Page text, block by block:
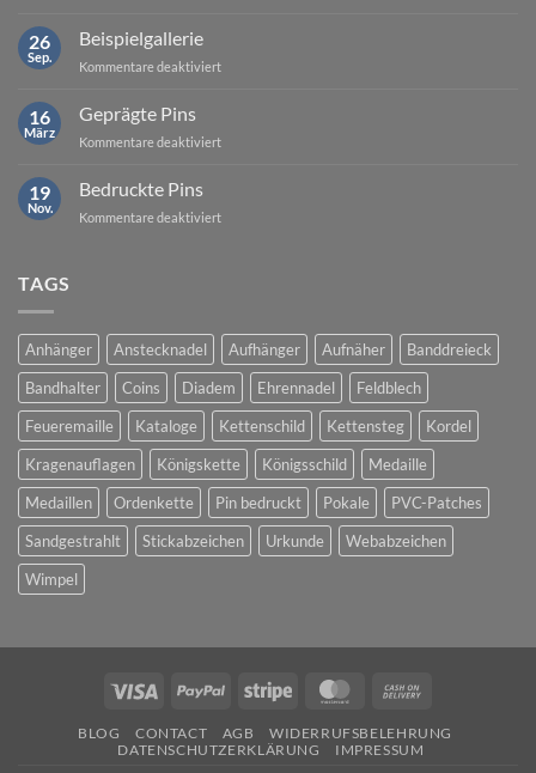
26
Sep.
Beispielgallerie
Kommentare deaktiviertfür
16
März
Geprägte Pins
Kommentare deaktiviertfür
19
Nov.
Bedruckte Pins
Kommentare deaktiviertfür
TAGS
Anhänger Anstecknadel Aufhänger Aufnäher
Banddreieck
Bandhalter
Coins Diadem Ehrennadel
Feldblech
Feueremaille
Kataloge Kettenschild Kettensteg
Kordel
Kragenauflagen
Königskette Königsschild
Medaille
Medaillen
Ordenkette Pin bedruckt Pokale
PVC-Patches
Sandgestrahlt
Stickabzeichen Urkunde
Webabzeichen
Wimpel
Visa PayPal Stripe MasterCard
Delivery
BLOG CONTACT AGB
WIDERRUFSBELEHRUNG
DATENSCHUTZERKLÄRUNG
IMPRESSUM